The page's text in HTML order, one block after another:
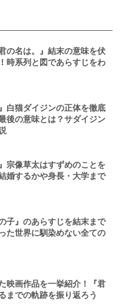
の名は。』結末の意味を伏
時系列と図であらすじをわ
白猫ダイジンの正体を徹底
後の意味とは？サダイジン
宗像草太はすずめのことを
婚するかや身長・大学まで
子』のあらすじを結末まで
た世界に馴染めない全ての
映画作品を一挙紹介！『君
までの軌跡を振り返ろう